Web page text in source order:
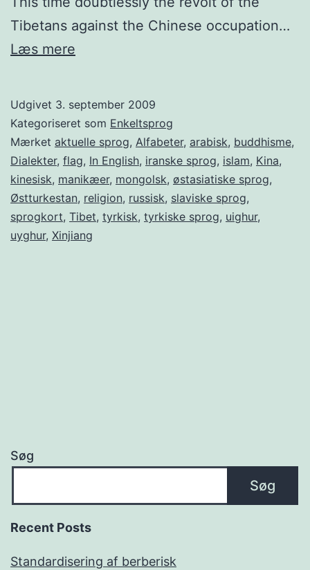
Tibetans against the Chinese occupation…
Læs mere
Udgivet 3. september 2009
Kategoriseret som Enkeltsprog
Mærket aktuelle sprog, Alfabeter, arabisk, buddhisme,
Dialekter, flag, In English, iranske sprog, islam, Kina,
kinesisk, manikæer, mongolsk, østasiatiske sprog,
Østturkestan, religion, russisk, slaviske sprog,
sprogkort, Tibet, tyrkisk, tyrkiske sprog, uighur,
uyghur, Xinjiang
Søg
Søg
Recent Posts
Standardisering af berberisk